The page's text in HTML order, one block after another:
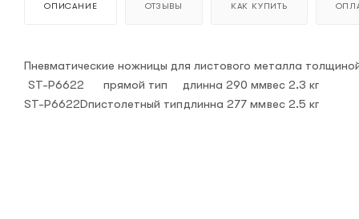
ОПИСАНИЕ ОТЗЫВЫ КАК КУПИТЬ
Пневматические ножницы для листового металла
ST-P6622
прямой тип длинна 290 ммвес 2.3 кг
ST-P6622Dпистолетный типдлинна 277 ммвес 2.5 кг